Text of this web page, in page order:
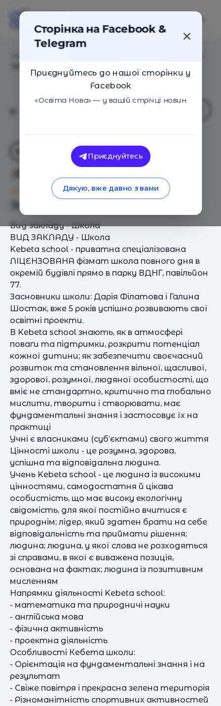
Спеціалізовна школа Kebeta
School
Оцінка 0 - 0 голосів
Загальний опис
Вид закладу - Школа
ВИД ЗАКЛАДУ - Школа
Kebeta school - приватна спеціалізована
ЛІЦЕНЗОВАНА фізмат школа повного дня в
окремій будівлі прямо в парку ВДНГ, павільйон
77.
Засновники школи: Дарія Філатова і Галина
Шостак, вже 5 років успішно розвивають свої
освітні проекти.
В Kebeta school знають, як в атмосфері
поваги та підтримки, розкрити потенціал
кожної дитини; як забезпечити своєчасний
розвиток та становлення вільної, щасливої,
здорової, розумної, людяної особистості, що
вміє не стандартно, критично та глобально
мислити, творити і створювати, має
фундаментальні знання і застосовує їх на
практиці
Учні є власниками (суб’єктами) свого життя
Цінності школи - це розумна, здорова,
успішна та відповідальна людина.
Учень Kebeta school - це людина із високими
цінностями, самодостатня й цікава
особистість, що має високу екологічну
свідомість, для якої постійно вчитися є
природнім; лідер, який здатен брати на себе
відповідальність та приймати рішення;
людина; людина, у якої слова не розходяться
зі справами, в якої є виважена позиція,
основана на фактах; людина із позитивним
мисленням
Напрямки діяльності Kebeta school:
- математика та природничі науки
- англійська мова
- фізична активність
- проектна діяльність
Особливості Кебета школи:
- Орієнтація на фундаментальні знання і на
результат
- Свіже повітря і прекрасна зелена територія
- Різноманітність спортивних активностей
Сторінка на Facebook &
Telegram
Приєднуйтесь до нашої сторінки у
Facebook
«Освіта Нова» — у вашій стрічці новин
Приєднуйтесь
Дякую, вже давно з вами